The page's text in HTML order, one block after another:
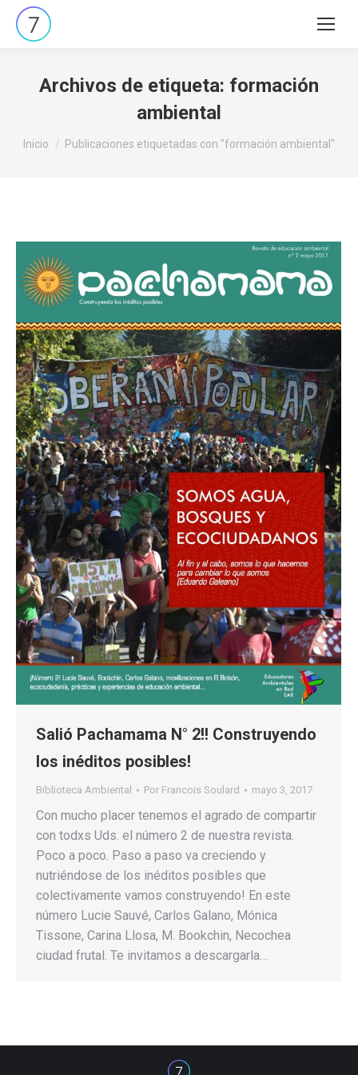
Buscar:
Archivos de etiqueta: formación
ambiental
Estás aquí:
Inicio Publicaciones etiquetadas con "formación ambiental"
Salió Pachamama N° 2!! Construyendo
los inéditos posibles!
Biblioteca Ambiental Por Francois Soulard mayo 3, 2017
Con mucho placer tenemos el agrado de compartir
con todxs Uds. el número 2 de nuestra revista.
Poco a poco. Paso a paso va creciendo y
nutriéndose de los inéditos posibles que
colectivamente vamos construyendo! En este
número Lucie Sauvé, Carlos Galano, Mónica
Tissone, Carina Llosa, M. Bookchin, Necochea
ciudad frutal. Te invitamos a descargarla…